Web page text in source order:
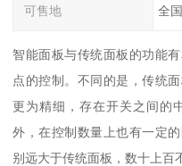
可售地 全
智能面板与传统面板的功能
点的控制。不同的是，传统
更为精细，存在开关之间的
外，在控制数量上也有一定
别远大于传统面板，数十上百